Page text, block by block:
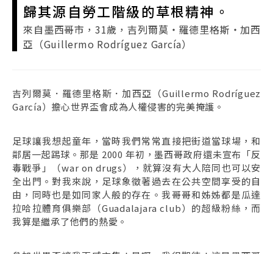
歸其源自勞工階級的草根精神。
來自墨西哥市，31歲，吉列爾莫・羅德里格斯・加西
亞（Guillermo Rodríguez García）
吉列爾莫．羅德里格斯．加西亞（Guillermo Rodríguez
García）擔心世界盃會成為人權侵害的完美掩護。
足球讓我想起童年，當時我們常常直接把街道當球場，和
鄰居一起踢球。那是 2000 年初，墨西哥政府還未宣布「反
毒戰爭」（war on drugs），就算沒有大人陪同也可以安
全出門。對我來說，足球象徵著過去在公共空間享受的自
由，同時也是如同家人般的存在。我哥哥和姊姊都是瓜達
拉哈拉體育俱樂部（Guadalajara club）的超級粉絲，而
我算是繼承了他們的熱愛。